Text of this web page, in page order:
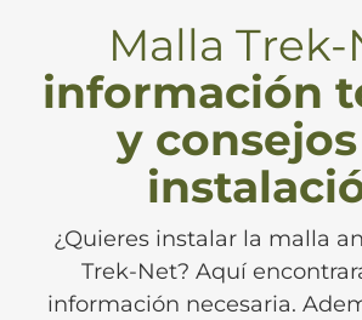
Malla Trek-
información
y
¿Quieres instalar la malla
Trek-Net? Aquí
información necesaria.